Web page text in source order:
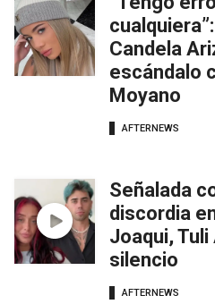
Candela
escándalo
Moyano
AFTERNEWS
Señalada
discordia
Joaqui,
silencio
AFTERNEWS